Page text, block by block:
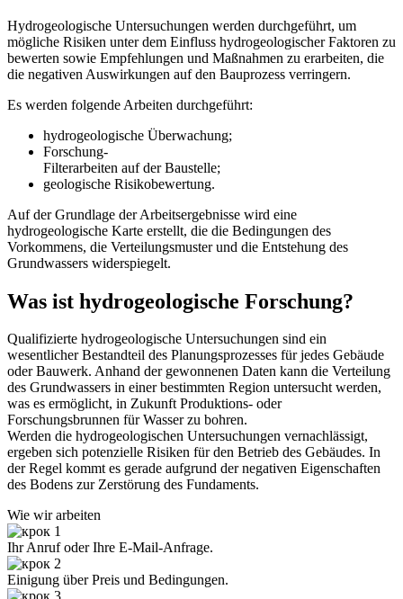
Hydrogeologische Untersuchungen werden durchgeführt, um
mögliche Risiken unter dem Einfluss hydrogeologischer Faktoren zu
bewerten sowie Empfehlungen und Maßnahmen zu erarbeiten, die
die negativen Auswirkungen auf den Bauprozess verringern.
Es werden folgende Arbeiten durchgeführt:
hydrogeologische Überwachung;
Forschung-
Filterarbeiten auf der Baustelle;
geologische Risikobewertung.
Auf der Grundlage der Arbeitsergebnisse wird eine
hydrogeologische Karte erstellt, die die Bedingungen des
Vorkommens, die Verteilungsmuster und die Entstehung des
Grundwassers widerspiegelt.
Was ist hydrogeologische Forschung?
Qualifizierte hydrogeologische Untersuchungen sind ein
wesentlicher Bestandteil des Planungsprozesses für jedes Gebäude
oder Bauwerk. Anhand der gewonnenen Daten kann die Verteilung
des Grundwassers in einer bestimmten Region untersucht werden,
was es ermöglicht, in Zukunft Produktions- oder
Forschungsbrunnen für Wasser zu bohren.
Werden die hydrogeologischen Untersuchungen vernachlässigt,
ergeben sich potenzielle Risiken für den Betrieb des Gebäudes. In
der Regel kommt es gerade aufgrund der negativen Eigenschaften
des Bodens zur Zerstörung des Fundaments.
Wie wir arbeiten
Ihr Anruf oder Ihre E-Mail-Anfrage.
Einigung über Preis und Bedingungen.